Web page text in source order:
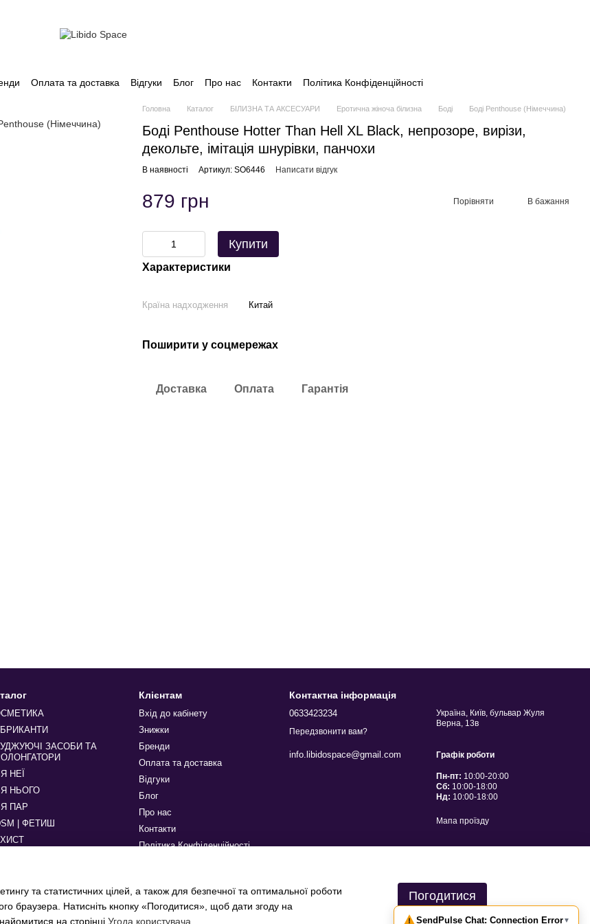
Оплата та доставка Відгуки Блог Про нас Контакти Політика Конфіденційності
Головна Каталог БІЛИЗНА ТА АКСЕСУАРИ Еротична жіноча білизна Боді Боді Penthouse (Німеччина)
Боді Penthouse Hotter Than Hell XL Black, непрозоре, вирізи,
декольте, імітація шнурівки, панчохи
В наявності Артикул: SO6446 Написати відгук
879 грн Порівняти В бажання
Купити
Характеристики
Країна надходження Китай
Поширити у соцмережах
Доставка Оплата Гарантія
ЗАСОБИ ТА
НЕЇ
НЬОГО
ПАР
| ФЕТИШ
Клієнтам
Вхід до кабінету
Знижки
Бренди
Оплата та доставка
Відгуки
Блог
Про нас
Контакти
Політика Конфіденційності
Контактна інформація
0633423234
Передзвонити вам?
info.libidospace@gmail.com
Україна, Київ, бульвар Жуля
Верна, 13в
Графік роботи
Пн-пт: 10:00-20:00
Сб: 10:00-18:00
Нд: 10:00-18:00
Мапа проїзду
та статистичних цілей, а також для безпечної та оптимальної роботи
браузера. Натисніть кнопку «Погодитися», щоб дати згоду на
на сторінці Угода користувача
Погодитися